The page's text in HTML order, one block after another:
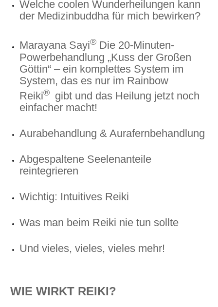
Welche coolen Wunderheilungen kann
der Medizinbuddha für mich bewirken?
Marayana Sayi® Die 20-Minuten-
Powerbehandlung „Kuss der Großen
Göttin“ – ein komplettes System im
System, das es nur im Rainbow
Reiki® gibt und das Heilung jetzt noch
einfacher macht!
Aurabehandlung & Aurafernbehandlung
Abgespaltene Seelenanteile
reintegrieren
Wichtig: Intuitives Reiki
Was man beim Reiki nie tun sollte
Und vieles, vieles, vieles mehr!
WIE WIRKT REIKI?